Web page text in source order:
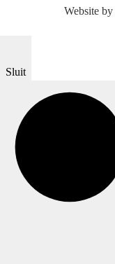
Website by
Sluit